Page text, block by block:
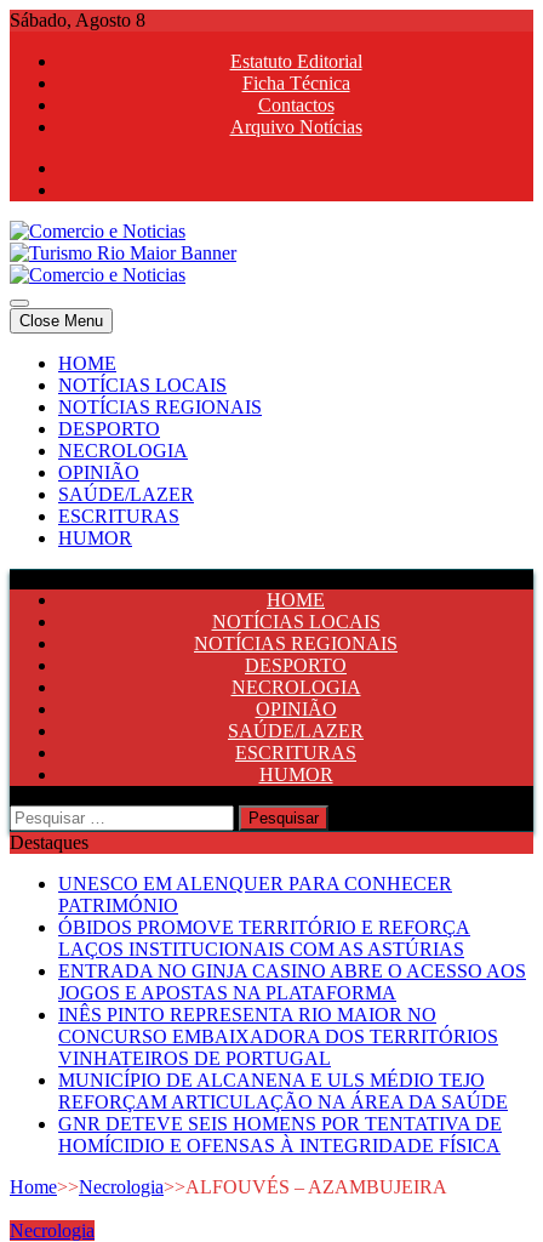
Skip
content
Sábado, Agosto 8
Estatuto Editorial
Ficha Técnica
Contactos
Arquivo Notícias
Comercio e Noticias
Notícias e Publicidade Online
Comercio e Noticias
Notícias e Publicidade Online
Close Menu
HOME
NOTÍCIAS LOCAIS
NOTÍCIAS REGIONAIS
DESPORTO
NECROLOGIA
OPINIÃO
SAÚDE/LAZER
ESCRITURAS
HUMOR
HOME
NOTÍCIAS LOCAIS
NOTÍCIAS REGIONAIS
DESPORTO
NECROLOGIA
OPINIÃO
SAÚDE/LAZER
ESCRITURAS
HUMOR
Pesquisar
por:
Destaques
UNESCO EM ALENQUER PARA CONHECER
PATRIMÓNIO
ÓBIDOS PROMOVE TERRITÓRIO E REFORÇA
LAÇOS INSTITUCIONAIS COM AS ASTÚRIAS
ENTRADA NO GINJA CASINO ABRE O ACESSO AOS
JOGOS E APOSTAS NA PLATAFORMA
INÊS PINTO REPRESENTA RIO MAIOR NO
CONCURSO EMBAIXADORA DOS TERRITÓRIOS
VINHATEIROS DE PORTUGAL
MUNICÍPIO DE ALCANENA E ULS MÉDIO TEJO
REFORÇAM ARTICULAÇÃO NA ÁREA DA SAÚDE
GNR DETEVE SEIS HOMENS POR TENTATIVA DE
HOMÍCIDIO E OFENSAS À INTEGRIDADE FÍSICA
Home>>Necrologia>>ALFOUVÉS – AZAMBUJEIRA
Necrologia